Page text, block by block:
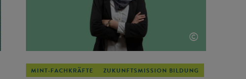
©
MINT-FACHKRÄFTE ZUKUNFTSMISSION BILDUNG